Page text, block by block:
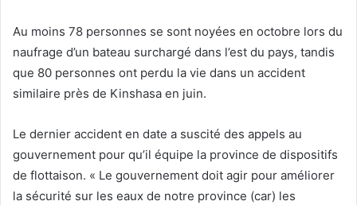
Au moins 78 personnes se sont noyées en octobre lors du
naufrage d’un bateau surchargé dans l’est du pays, tandis
que 80 personnes ont perdu la vie dans un accident
similaire près de Kinshasa en juin.
Le dernier accident en date a suscité des appels au
gouvernement pour qu’il équipe la province de dispositifs
de flottaison. « Le gouvernement doit agir pour améliorer
la sécurité sur les eaux de notre province (car) les